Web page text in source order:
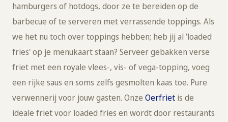
hamburgers of hotdogs, door ze te bereiden op de
barbecue of te serveren met verrassende toppings. Als
we het nu toch over toppings hebben; heb jij al 'loaded
fries' op je menukaart staan? Serveer gebakken verse
friet met een royale vlees-, vis- of vega-topping, voeg
een rijke saus en soms zelfs gesmolten kaas toe. Pure
verwennerij voor jouw gasten. Onze Oerfriet is de
ideale friet voor loaded fries en wordt door restaurants